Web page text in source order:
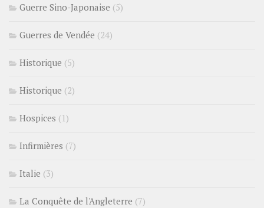
Guerre Sino-Japonaise (5)
Guerres de Vendée (24)
Historique (5)
Historique (2)
Hospices (1)
Infirmières (7)
Italie (3)
La Conquête de l'Angleterre (7)